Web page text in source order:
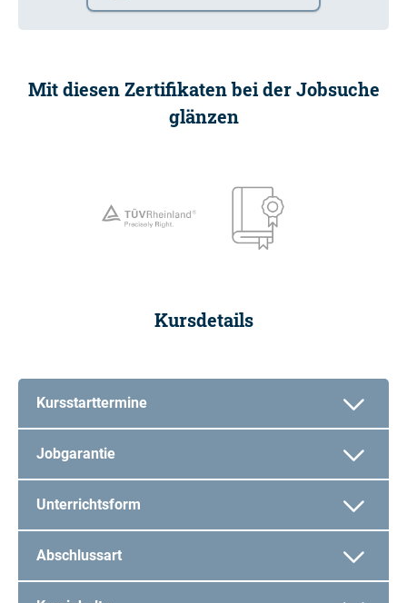
Mit diesen Zertifikaten bei der Jobsuche
glänzen
Kursdetails
Kursstarttermine
Jobgarantie
Unterrichtsform
Abschlussart